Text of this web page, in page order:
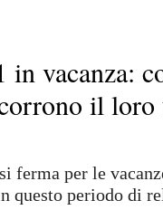
in vacanza:
il loro
ferma per le
questo periodo di